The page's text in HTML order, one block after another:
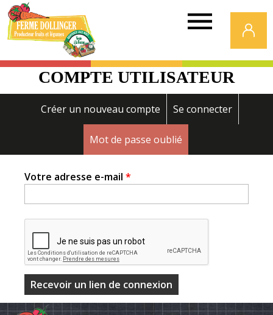
COMPTE UTILISATEUR
Onglets
principaux
Créer un nouveau compte Se connecter
Mot de passe oublié
Votre adresse e-mail *